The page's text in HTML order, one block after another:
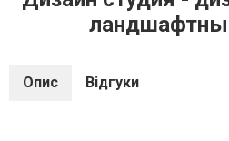
Опис Відгуки